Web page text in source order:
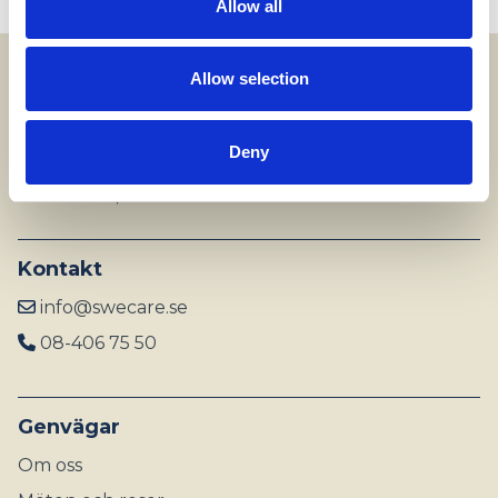
Allow all
Allow selection
Deny
Adress
Kontakt
info@swecare.se
08-406 75 50
Genvägar
Om oss